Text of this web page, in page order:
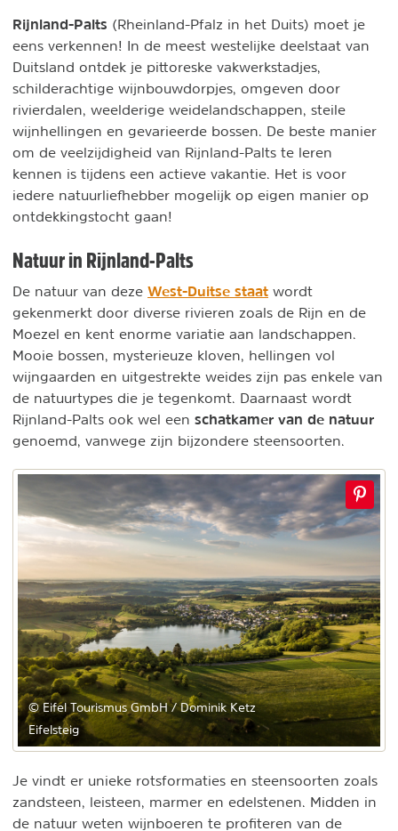
Rijnland-Palts (Rheinland-Pfalz in het Duits) moet je
eens verkennen! In de meest westelijke deelstaat van
Duitsland ontdek je pittoreske vakwerkstadjes,
schilderachtige wijnbouwdorpjes, omgeven door
rivierdalen, weelderige weidelandschappen, steile
wijnhellingen en gevarieerde bossen. De beste manier
om de veelzijdigheid van Rijnland-Palts te leren
kennen is tijdens een actieve vakantie. Het is voor
iedere natuurliefhebber mogelijk op eigen manier op
ontdekkingstocht gaan!
Natuur in Rijnland-Palts
De natuur van deze West-Duitse staat wordt
gekenmerkt door diverse rivieren zoals de Rijn en de
Moezel en kent enorme variatie aan landschappen.
Mooie bossen, mysterieuze kloven, hellingen vol
wijngaarden en uitgestrekte weides zijn pas enkele van
de natuurtypes die je tegenkomt. Daarnaast wordt
Rijnland-Palts ook wel een schatkamer van de natuur
genoemd, vanwege zijn bijzondere steensoorten.
© Eifel Tourismus GmbH / Dominik Ketz
Eifelsteig
Je vindt er unieke rotsformaties en steensoorten zoals
zandsteen, leisteen, marmer en edelstenen. Midden in
de natuur weten wijnboeren te profiteren van de